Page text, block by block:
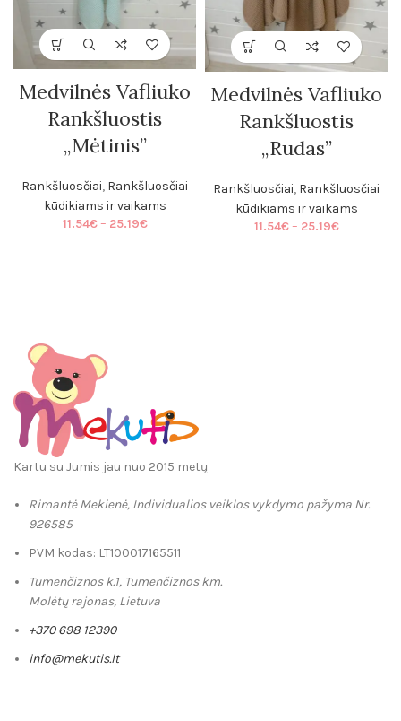
Medvilnės Vafliuko
Rankšluostis
„Mėtinis”
Rankšluosčiai, Rankšluosčiai
kūdikiams ir vaikams
11.54€ – 25.19€Price
Medvilnės Vafliuko
Rankšluostis
„Rudas”
Rankšluosčiai, Rankšluosčiai
kūdikiams ir vaikams
11.54€ – 25.19€Price
Kartu su Jumis jau nuo 2015 metų
Rimantė Mekienė, Individualios veiklos vykdymo pažyma Nr.
926585
PVM kodas: LT100017165511
Tumenčiznos k.1, Tumenčiznos km.
Molėtų rajonas, Lietuva
+370 698 12390
info@mekutis.lt